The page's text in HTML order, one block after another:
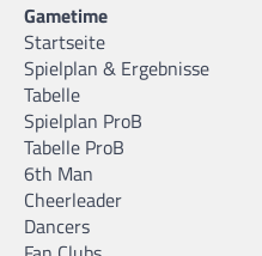
Gametime
Startseite
Spielplan & Ergebnisse
Tabelle
Spielplan ProB
Tabelle ProB
6th Man
Cheerleader
Dancers